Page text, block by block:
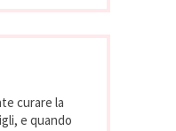
curare la
e quando